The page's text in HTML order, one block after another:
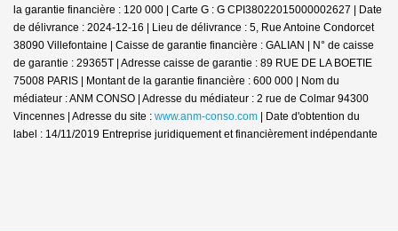
la garantie financière : 120 000 | Carte G : G CPI38022015000002627 | Date
de délivrance : 2024-12-16 | Lieu de délivrance : 5, Rue Antoine Condorcet
38090 Villefontaine | Caisse de garantie financière : GALIAN | N° de caisse
de garantie : 29365T | Adresse caisse de garantie : 89 RUE DE LA BOETIE
75008 PARIS | Montant de la garantie financière : 600 000 | Nom du
médiateur : ANM CONSO | Adresse du médiateur : 2 rue de Colmar 94300
Vincennes | Adresse du site : www.anm-conso.com | Date d'obtention du
label : 14/11/2019 Entreprise juridiquement et financièrement indépendante